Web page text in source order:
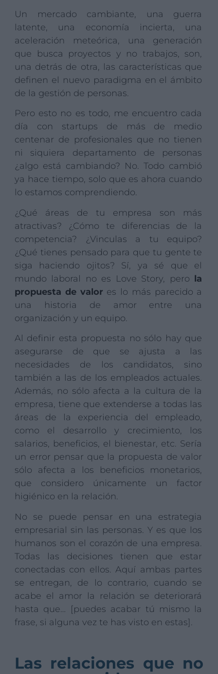
Un mercado cambiante, una guerra
latente, una economía incierta, una
aceleración meteórica, una generación
que busca proyectos y no trabajos, son,
una detrás de otra, las características que
definen el nuevo paradigma en el ámbito
de la gestión de personas.
Pero esto no es todo, me encuentro cada
día con startups de más de medio
centenar de profesionales que no tienen
ni siquiera departamento de personas
¿algo está cambiando? No. Todo cambió
ya hace tiempo, solo que es ahora cuando
lo estamos comprendiendo.
¿Qué áreas de tu empresa son más
atractivas? ¿Cómo te diferencias de la
competencia? ¿Vinculas a tu equipo?
¿Qué tienes pensado para que tu gente te
siga haciendo ojitos? Sí, ya sé que el
mundo laboral no es Love Story, pero la
propuesta de valor es lo más parecido a
una historia de amor entre una
organización y un equipo.
Al definir esta propuesta no sólo hay que
asegurarse de que se ajusta a las
necesidades de los candidatos, sino
también a las de los empleados actuales.
Además, no sólo afecta a la cultura de la
empresa, tiene que extenderse a todas las
áreas de la experiencia del empleado,
como el desarrollo y crecimiento, los
salarios, beneficios, el bienestar, etc. Sería
un error pensar que la propuesta de valor
sólo afecta a los beneficios monetarios,
que considero únicamente un factor
higiénico en la relación.
No se puede pensar en una estrategia
empresarial sin las personas. Y es que los
humanos son el corazón de una empresa.
Todas las decisiones tienen que estar
conectadas con ellos. Aquí ambas partes
se entregan, de lo contrario, cuando se
acabe el amor la relación se deteriorará
hasta que… [puedes acabar tú mismo la
frase, si alguna vez te has visto en estas].
Las relaciones que no